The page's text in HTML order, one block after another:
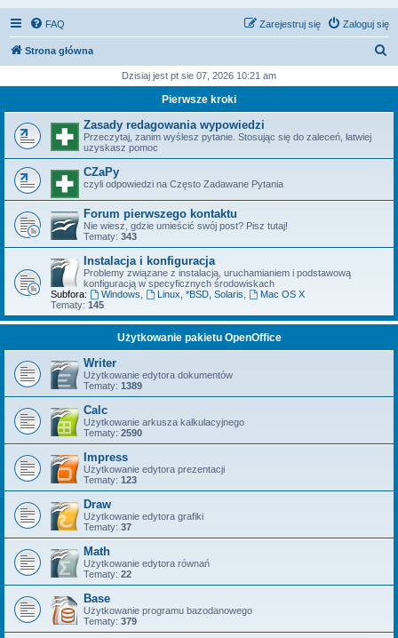
FAQ Zaloguj się
Zarejestruj się
Strona główna
k
j
Dzisiaj jest pt sie 07, 2026 10:21 am
Pierwsze kroki
Zasady redagowania wypowiedzi
Przeczytaj, zanim wyślesz pytanie. Stosując się do zaleceń, łatwiej
uzyskasz pomoc
CZaPy
czyli odpowiedzi na Często Zadawane Pytania
Forum pierwszego kontaktu
Nie wiesz, gdzie umieścić swój post? Pisz tutaj!
Tematy: 343
Instalacja i konfiguracja
Problemy związane z instalacją, uruchamianiem i podstawową
konfiguracją w specyficznych środowiskach
Subfora:
Windows Linux, *BSD, Solaris
Mac OS X
Tematy: 145
Użytkowanie pakietu OpenOffice
Writer
Użytkowanie edytora dokumentów
Tematy: 1389
Calc
Użytkowanie arkusza kalkulacyjnego
Tematy: 2590
Impress
Użytkowanie edytora prezentacji
Tematy: 123
Draw
Użytkowanie edytora grafiki
Tematy: 37
Math
Użytkowanie edytora równań
Tematy: 22
Base
Użytkowanie programu bazodanowego
Tematy: 379